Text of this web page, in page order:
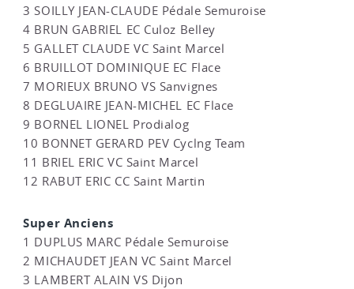
3 SOILLY JEAN-CLAUDE Pédale Semuroise
4 BRUN GABRIEL EC Culoz Belley
5 GALLET CLAUDE VC Saint Marcel
6 BRUILLOT DOMINIQUE EC Flace
7 MORIEUX BRUNO VS Sanvignes
8 DEGLUAIRE JEAN-MICHEL EC Flace
9 BORNEL LIONEL Prodialog
10 BONNET GERARD PEV Cyclng Team
11 BRIEL ERIC VC Saint Marcel
12 RABUT ERIC CC Saint Martin
Super Anciens
1 DUPLUS MARC Pédale Semuroise
2 MICHAUDET JEAN VC Saint Marcel
3 LAMBERT ALAIN VS Dijon